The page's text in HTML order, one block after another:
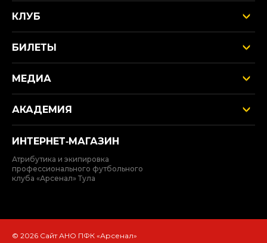
КЛУБ
БИЛЕТЫ
МЕДИА
АКАДЕМИЯ
ИНТЕРНЕТ‑МАГАЗИН
Атрибутика и экипировка
профессионального футбольного
клуба «Арсенал» Тула
© 2026 Сайт АНО ПФК «Арсенал»